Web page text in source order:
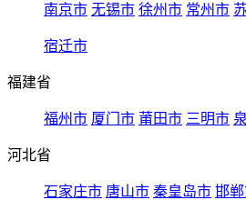
南京市 无锡市 徐州市 常州市
宿迁市
福建省
福州市 厦门市 莆田市 三明市
河北省
石家庄市 唐山市 秦皇岛市 邯